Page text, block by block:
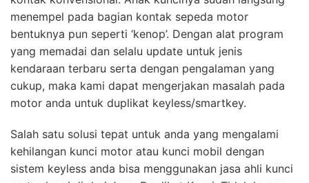
menempel pada bagian kontak sepeda motor
bentuknya pun seperti ‘kenop’. Dengan alat program
yang memadai dan selalu update untuk jenis
kendaraan terbaru serta dengan pengalaman yang
cukup, maka kami dapat mengerjakan masalah pada
motor anda untuk duplikat keyless/smartkey.
Salah satu solusi tepat untuk anda yang mengalami
kehilangan kunci motor atau kunci mobil dengan
sistem keyless anda bisa menggunakan jasa ahli kunci